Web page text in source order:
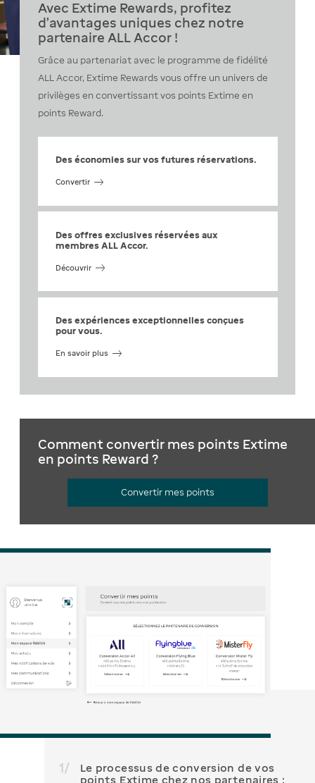
Avec Extime Rewards, profitez
d'avantages uniques chez notre
partenaire ALL Accor !
Grâce au partenariat avec le programme de fidélité
ALL Accor, Extime Rewards vous offre un univers de
privilèges en convertissant vos points Extime en
points Reward.
Des économies sur vos futures réservations.
Convertir
Des offres exclusives réservées aux
membres ALL Accor.
Découvrir
Des expériences exceptionnelles conçues
pour vous.
En savoir plus
Comment convertir mes points Extime
en points Reward ?
Convertir mes points
1/
Le processus de conversion de vos
points Extime chez nos partenaires :